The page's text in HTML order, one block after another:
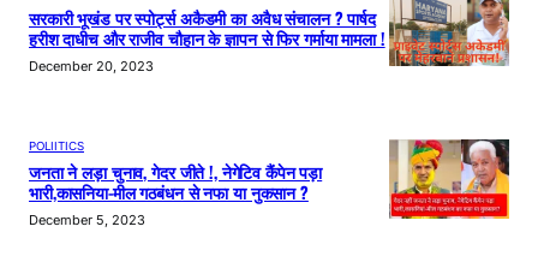
सरकारी भूखंड पर स्पोर्ट्स अकैडमी का अवैध संचालन ? पार्षद
हरीश दाधीच और राजीव चौहान के ज्ञापन से फिर गर्माया मामला !
December 20, 2023
POLIITICS
जनता ने लड़ा चुनाव, गेदर जीते !, नेगेटिव कैंपेन पड़ा
भारी,कासनिया-मील गठबंधन से नफा या नुकसान ?
December 5, 2023